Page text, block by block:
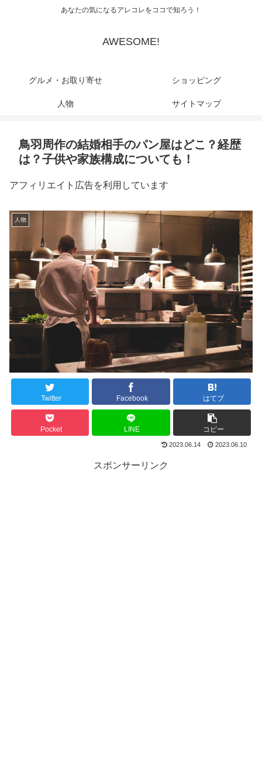
あなたの気になるアレコレをココで知ろう！
AWESOME!
グルメ・お取り寄せ ショッピング
人物 サイトマップ
鳥羽周作の結婚相手のパン屋はどこ？経歴
は？子供や家族構成についても！
アフィリエイト広告を利用しています
人物
Twitter Facebook はてブ
Pocket LINE コピー
2023.06.14 2023.06.10
スポンサーリンク